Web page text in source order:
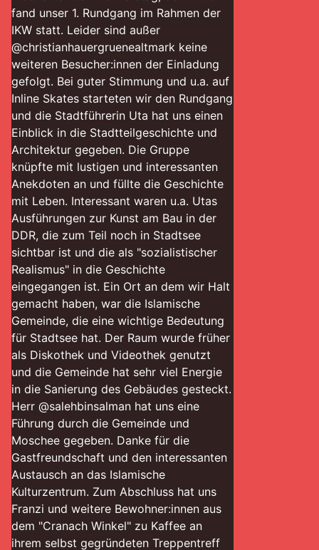
fand unser 1. Rundgang im Rahmen der
IKW statt. Leider sind außer
@christianhauergruenealtmark keine
weiteren Besucher:innen der Einladung
gefolgt. Bei guter Stimmung und u.a. auf
Inline Skates starteten wir den Rundgang
und die Stadtführerin Uta hat uns einen
Einblick in die Stadtteilgeschichte und
Architektur gegeben. Die Gruppe
knüpfte mit lustigen und interessanten
Anekdoten an und füllte die Geschichte
mit Leben. Interessant waren u.a. Utas
Ausführungen zur Kunst am Bau in der
DDR, die zum Teil noch in Stadtsee
sichtbar ist und die als "sozialistischer
Realismus" in die Geschichte
eingegangen ist. Ein Ort an dem wir Halt
gemacht haben, war die Islamische
Gemeinde, die eine wichtige Bedeutung
für Stadtsee hat. Der Raum wurde früher
als Diskothek und Videothek genutzt
und die Gemeinde hat sehr viel Energie
in die Sanierung des Gebäudes gesteckt.
Herr @salehbinsalman hat uns eine
Führung durch die Gemeinde und
Moschee gegeben. Danke für die
Gastfreundschaft und den interessanten
Austausch an das Islamische
Kulturzentrum. Zum Abschluss hat uns
Franzi und weitere Bewohner:innen aus
dem "Cranach Winkel" zu Kaffee an
ihrem selbst gegründeten Treppentreff